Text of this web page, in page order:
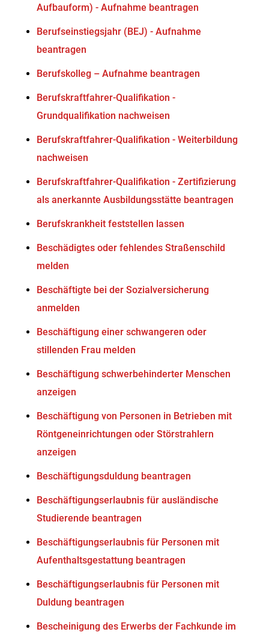
Aufbauform) - Aufnahme beantragen
Berufseinstiegsjahr (BEJ) - Aufnahme
beantragen
Berufskolleg – Aufnahme beantragen
Berufskraftfahrer-Qualifikation -
Grundqualifikation nachweisen
Berufskraftfahrer-Qualifikation - Weiterbildung
nachweisen
Berufskraftfahrer-Qualifikation - Zertifizierung
als anerkannte Ausbildungsstätte beantragen
Berufskrankheit feststellen lassen
Beschädigtes oder fehlendes Straßenschild
melden
Beschäftigte bei der Sozialversicherung
anmelden
Beschäftigung einer schwangeren oder
stillenden Frau melden
Beschäftigung schwerbehinderter Menschen
anzeigen
Beschäftigung von Personen in Betrieben mit
Röntgeneinrichtungen oder Störstrahlern
anzeigen
Beschäftigungsduldung beantragen
Beschäftigungserlaubnis für ausländische
Studierende beantragen
Beschäftigungserlaubnis für Personen mit
Aufenthaltsgestattung beantragen
Beschäftigungserlaubnis für Personen mit
Duldung beantragen
Bescheinigung des Erwerbs der Fachkunde im